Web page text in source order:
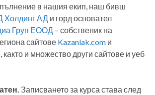
в нашия екип, наш бивш
АД и горд основател
Груп ЕООД – собственик на
сайтове Kazanlak.com и
, както и множество други сайтове и уеб
Записването за курса става след